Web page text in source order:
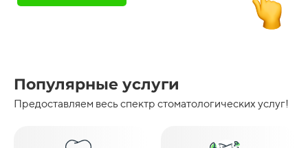
Популярные услуги
Предоставляем весь спектр стоматологических услуг!